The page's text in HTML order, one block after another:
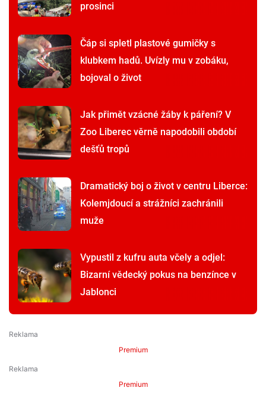
prosinci
Čáp si spletl plastové gumičky s
klubkem hadů. Uvízly mu v zobáku,
bojoval o život
Jak přimět vzácné žáby k páření? V
Zoo Liberec věrně napodobili období
dešťů tropů
Dramatický boj o život v centru Liberce:
Kolemjdoucí a strážníci zachránili
muže
Vypustil z kufru auta včely a odjel:
Bizarní vědecký pokus na benzínce v
Jablonci
Premium
Premium